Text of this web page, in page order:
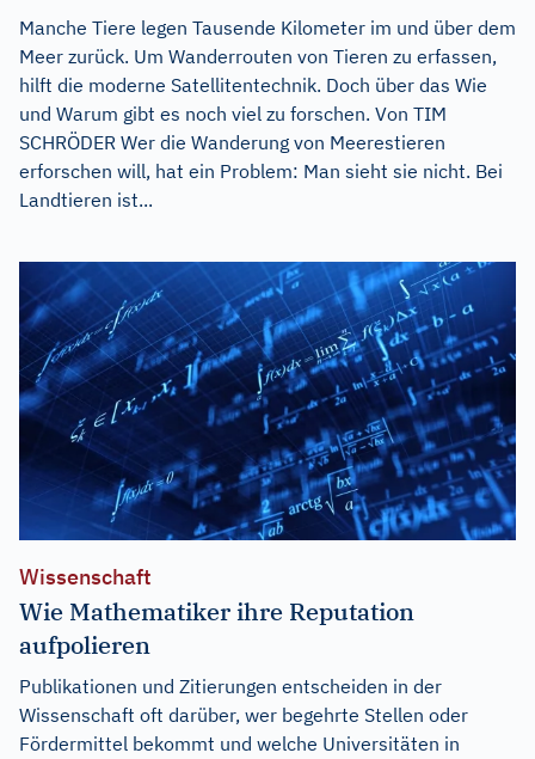
Manche Tiere legen Tausende Kilometer im und über dem
Meer zurück. Um Wanderrouten von Tieren zu erfassen,
hilft die moderne Satellitentechnik. Doch über das Wie
und Warum gibt es noch viel zu forschen. Von TIM
SCHRÖDER Wer die Wanderung von Meerestieren
erforschen will, hat ein Problem: Man sieht sie nicht. Bei
Landtieren ist...
Wissenschaft
Wie Mathematiker ihre Reputation
aufpolieren
Publikationen und Zitierungen entscheiden in der
Wissenschaft oft darüber, wer begehrte Stellen oder
Fördermittel bekommt und welche Universitäten in